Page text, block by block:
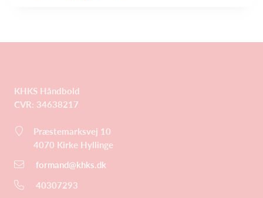
KHKS Håndbold
CVR: 34638217
Præstemarksvej 10
4070 Kirke Hyllinge
formand@khks.dk
40307293